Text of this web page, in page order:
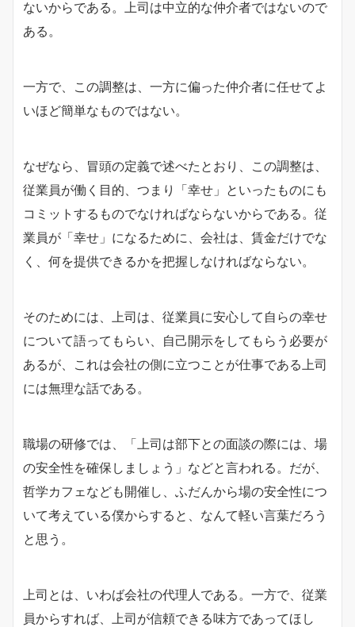
ないからである。上司は中立的な仲介者ではないので
ある。
一方で、この調整は、一方に偏った仲介者に任せてよ
いほど簡単なものではない。
なぜなら、冒頭の定義で述べたとおり、この調整は、
従業員が働く目的、つまり「幸せ」といったものにも
コミットするものでなければならないからである。従
業員が「幸せ」になるために、会社は、賃金だけでな
く、何を提供できるかを把握しなければならない。
そのためには、上司は、従業員に安心して自らの幸せ
について語ってもらい、自己開示をしてもらう必要が
あるが、これは会社の側に立つことが仕事である上司
には無理な話である。
職場の研修では、「上司は部下との面談の際には、場
の安全性を確保しましょう」などと言われる。だが、
哲学カフェなども開催し、ふだんから場の安全性につ
いて考えている僕からすると、なんて軽い言葉だろう
と思う。
上司とは、いわば会社の代理人である。一方で、従業
員からすれば、上司が信頼できる味方であってほし